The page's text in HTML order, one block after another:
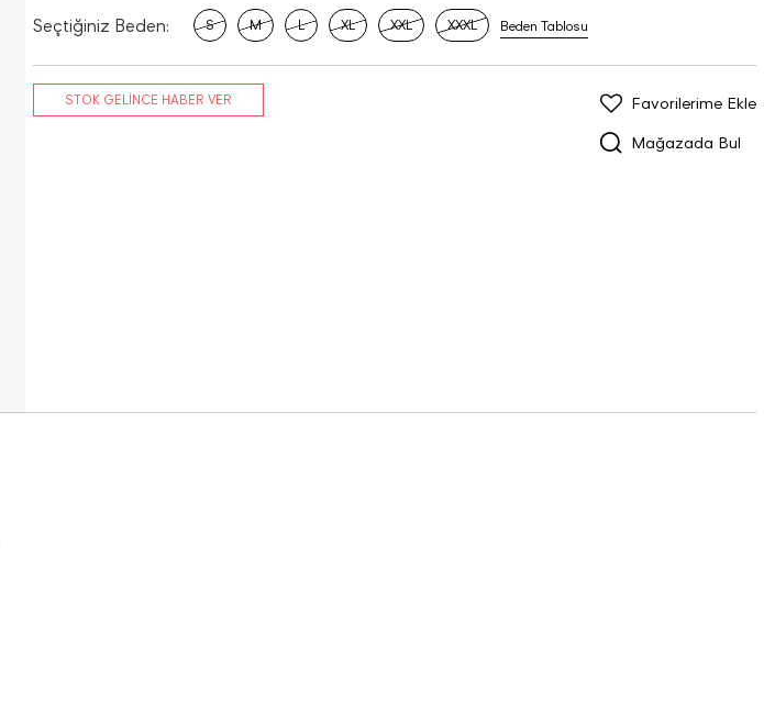
Seçtiğiniz Beden: S M L XL XXL XXXL Beden Tablosu
STOK GELİNCE HABER VER
Mağazada Bul
Favorilerime Ekle